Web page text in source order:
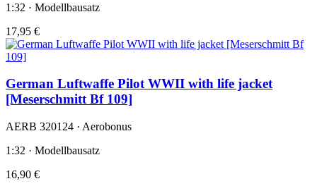
1:32 · Modellbausatz
17,95 €
German Luftwaffe Pilot WWII with life jacket
[Meserschmitt Bf 109]
AERB 320124 · Aerobonus
1:32 · Modellbausatz
16,90 €